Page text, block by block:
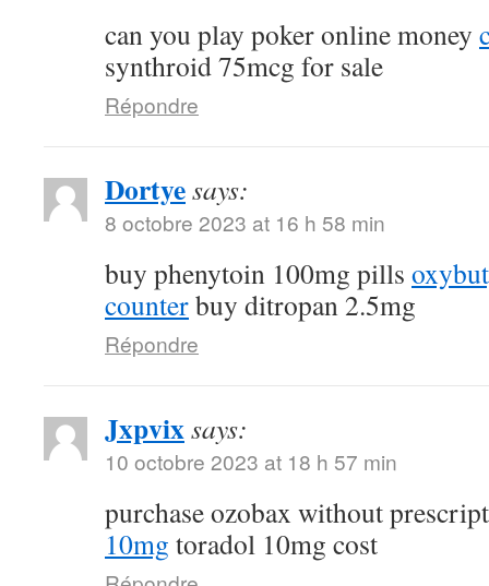
can you play poker online money
synthroid 75mcg for sale
Répondre
Dortyesays:
8 octobre 2023 at 16 h 58 min
buy phenytoin 100mg pills
counterbuy ditropan 2.5mg
Répondre
Jxpvixsays:
10 octobre 2023 at 18 h 57 min
purchase ozobax without
10mg toradol 10mg cost